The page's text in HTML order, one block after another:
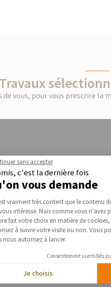
de vous, pour vous
sans accepter
c'est la dernière fois
vous demande
de Gestion
vraiment très content que le contenu
intéresse. Mais comme vous n'avez
fait votre choix en matière de
à suivre votre visite ou non. Vous
nous autorisez à lancer.
Consentements certifiés
Je choisis
Axeptio